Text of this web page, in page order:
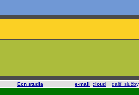
Ecn studia e-mail cloud další služby.